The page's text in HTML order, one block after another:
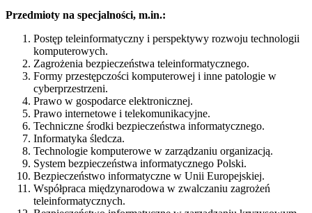
Przedmioty na specjalności, m.in.:
Postęp teleinformatyczny i perspektywy rozwoju technologii
komputerowych.
Zagrożenia bezpieczeństwa teleinformatycznego.
Formy przestępczości komputerowej i inne patologie w
cyberprzestrzeni.
Prawo w gospodarce elektronicznej.
Prawo internetowe i telekomunikacyjne.
Techniczne środki bezpieczeństwa informatycznego.
Informatyka śledcza.
Technologie komputerowe w zarządzaniu organizacją.
System bezpieczeństwa informatycznego Polski.
Bezpieczeństwo informatyczne w Unii Europejskiej.
Współpraca międzynarodowa w zwalczaniu zagrożeń
teleinformatycznych.